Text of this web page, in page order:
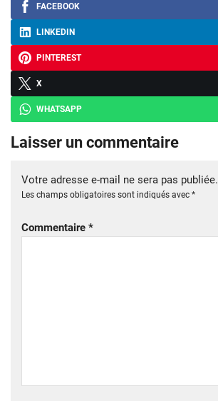
FACEBOOK
LINKEDIN
PINTEREST
X
WHATSAPP
Laisser un commentaire
Votre adresse e-mail ne sera pas publiée.
Les champs obligatoires sont indiqués avec *
Commentaire *